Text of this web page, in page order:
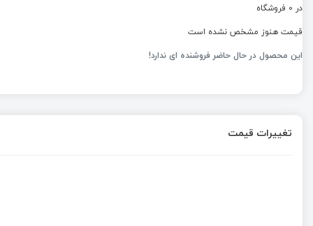
در 0 فروشگاه
قیمت هنوز مشخص نشده است
این محصول در حال حاضر فروشنده ای ندارد!
تغییرات قیمت